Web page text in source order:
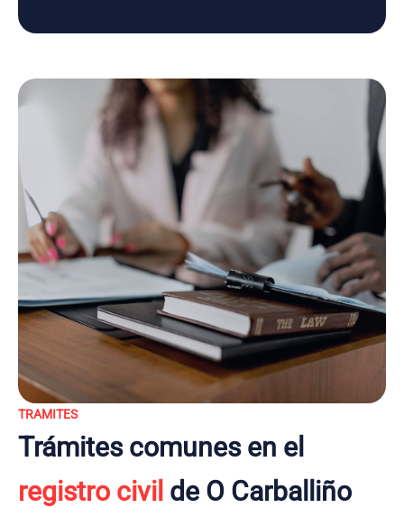
TRAMITES
Trámites comunes en el
registro civil de O Carballiño